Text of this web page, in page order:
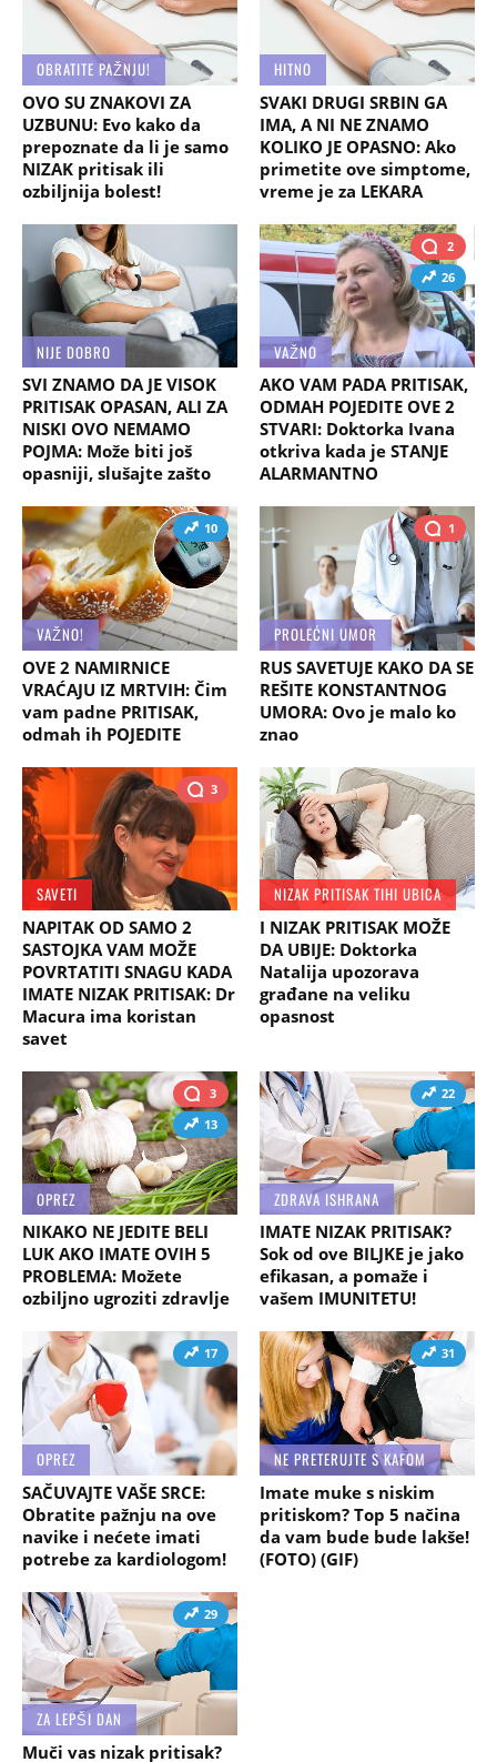
OBRATITE PAŽNJU!
OVO SU ZNAKOVI ZA
UZBUNU: Evo kako da
prepoznate da li je samo
NIZAK pritisak ili
ozbiljnija bolest!
HITNO
SVAKI DRUGI SRBIN GA
IMA, A NI NE ZNAMO
KOLIKO JE OPASNO: Ako
primetite ove simptome,
vreme je za LEKARA
NIJE DOBRO
SVI ZNAMO DA JE VISOK
PRITISAK OPASAN, ALI ZA
NISKI OVO NEMAMO
POJMA: Može biti još
opasniji, slušajte zašto
2
26
VAŽNO
AKO VAM PADA PRITISAK,
ODMAH POJEDITE OVE 2
STVARI: Doktorka Ivana
otkriva kada je STANJE
ALARMANTNO
10
VAŽNO!
OVE 2 NAMIRNICE
VRAĆAJU IZ MRTVIH: Čim
vam padne PRITISAK,
odmah ih POJEDITE
1
PROLEĆNI UMOR
RUS SAVETUJE KAKO DA SE
REŠITE KONSTANTNOG
UMORA: Ovo je malo ko
znao
3
SAVETI
NAPITAK OD SAMO 2
SASTOJKA VAM MOŽE
POVRTATITI SNAGU KADA
IMATE NIZAK PRITISAK: Dr
Macura ima koristan
savet
NIZAK PRITISAK TIHI UBICA
I NIZAK PRITISAK MOŽE
DA UBIJE: Doktorka
Natalija upozorava
građane na veliku
opasnost
3
13
OPREZ
NIKAKO NE JEDITE BELI
LUK AKO IMATE OVIH 5
PROBLEMA: Možete
ozbiljno ugroziti zdravlje
22
ZDRAVA ISHRANA
IMATE NIZAK PRITISAK?
Sok od ove BILJKE je jako
efikasan, a pomaže i
vašem IMUNITETU!
17
OPREZ
SAČUVAJTE VAŠE SRCE:
Obratite pažnju na ove
navike i nećete imati
potrebe za kardiologom!
31
NE PRETERUJTE S KAFOM
Imate muke s niskim
pritiskom? Top 5 načina
da vam bude bude lakše!
(FOTO) (GIF)
29
ZA LEPŠI DAN
Muči vas nizak pritisak?